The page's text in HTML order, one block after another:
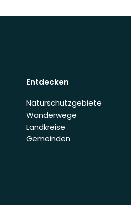
Entdecken
Naturschutzgebiete
Wanderwege
Landkreise
Gemeinden